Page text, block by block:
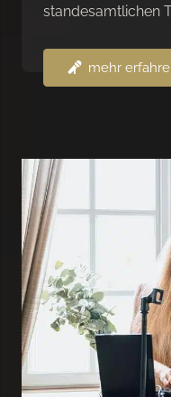
standesamtlichen
mehr